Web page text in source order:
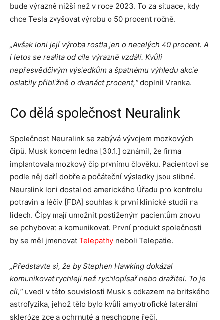
bude výrazně nižší než v roce 2023. To za situace, kdy
chce Tesla zvyšovat výrobu o 50 procent ročně.
„Avšak loni její výroba rostla jen o necelých 40 procent. A
i letos se realita od cíle výrazně vzdálí. Kvůli
nepřesvědčivým výsledkům a špatnému výhledu akcie
oslabily přibližně o dvanáct procent,“doplnil Vranka.
Co dělá společnost Neuralink
Společnost Neuralink se zabývá vývojem mozkových
čipů. Musk koncem ledna [30.1.] oznámil, že firma
implantovala mozkový čip prvnímu člověku. Pacientovi se
podle něj daří dobře a počáteční výsledky jsou slibné.
Neuralink loni dostal od amerického Úřadu pro kontrolu
potravin a léčiv [FDA] souhlas k první klinické studii na
lidech. Čipy mají umožnit postiženým pacientům znovu
se pohybovat a komunikovat. První produkt společnosti
by se měl jmenovat Telepathy neboli Telepatie.
„Představte si, že by Stephen Hawking dokázal
komunikovat rychleji než rychlopísař nebo dražitel. To je
cíl,“uvedl v této souvislosti Musk s odkazem na britského
astrofyzika, jehož tělo bylo kvůli amyotrofické laterální
skleróze zcela ochrnuté a neschopné řeči.